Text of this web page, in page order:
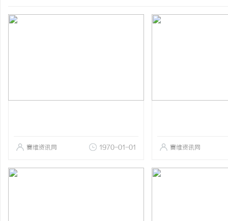
赛维资讯网 1970-01-01 赛维资讯网